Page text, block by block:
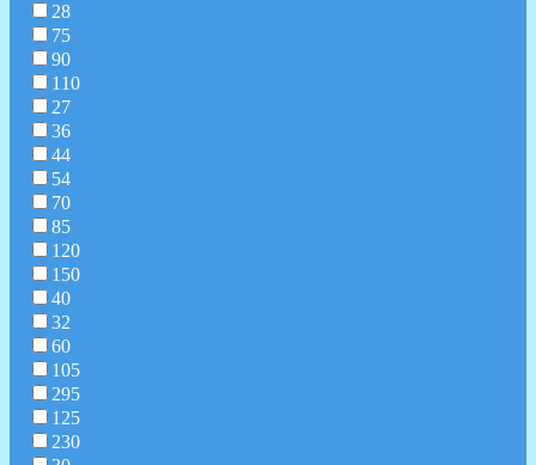
28
75
90
110
27
36
44
54
70
85
120
150
40
32
60
105
295
125
230